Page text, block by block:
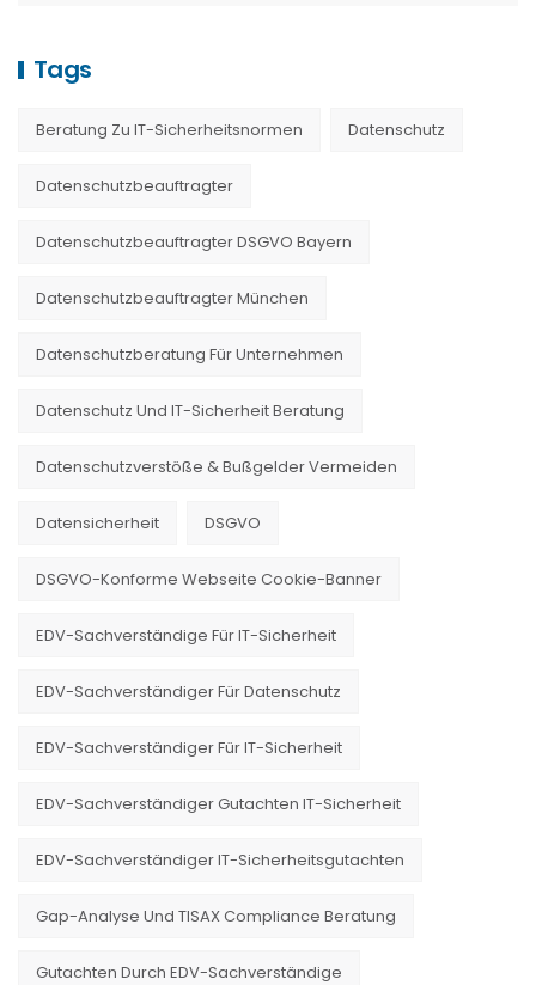
Tags
Beratung Zu IT-Sicherheitsnormen Datenschutz
Datenschutzbeauftragter
Datenschutzbeauftragter DSGVO Bayern
Datenschutzbeauftragter München
Datenschutzberatung Für Unternehmen
Datenschutz Und IT-Sicherheit Beratung
Datenschutzverstöße & Bußgelder Vermeiden
Datensicherheit DSGVO
DSGVO-Konforme Webseite Cookie-Banner
EDV-Sachverständige Für IT-Sicherheit
EDV-Sachverständiger Für Datenschutz
EDV-Sachverständiger Für IT-Sicherheit
EDV-Sachverständiger Gutachten IT-Sicherheit
EDV-Sachverständiger IT-Sicherheitsgutachten
Gap-Analyse Und TISAX Compliance Beratung
Gutachten Durch EDV-Sachverständige